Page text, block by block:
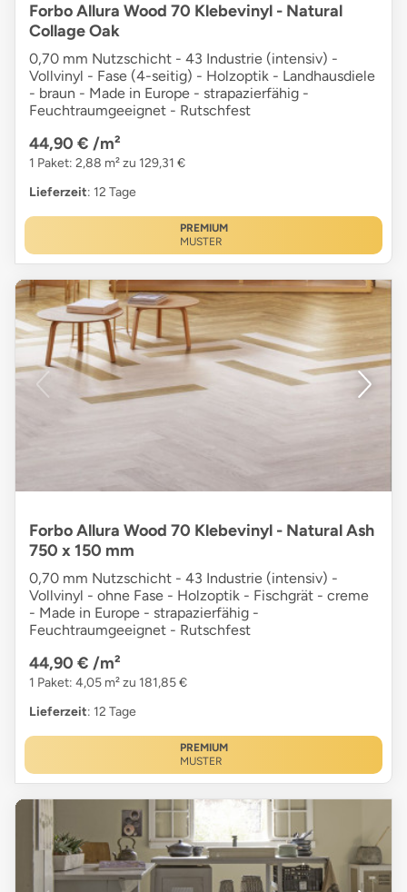
Forbo Allura Wood 70 Klebevinyl - Natural
Collage Oak
0,70 mm Nutzschicht - 43 Industrie (intensiv) -
Vollvinyl - Fase (4-seitig) - Holzoptik - Landhausdiele
- braun - Made in Europe - strapazierfähig -
Feuchtraumgeeignet - Rutschfest
44,90 € /m²
1 Paket: 2,88 m² zu 129,31 €
Lieferzeit: 12 Tage
PREMIUM
MUSTER
Forbo Allura Wood 70 Klebevinyl - Natural Ash
750 x 150 mm
0,70 mm Nutzschicht - 43 Industrie (intensiv) -
Vollvinyl - ohne Fase - Holzoptik - Fischgrät - creme
- Made in Europe - strapazierfähig -
Feuchtraumgeeignet - Rutschfest
44,90 € /m²
1 Paket: 4,05 m² zu 181,85 €
Lieferzeit: 12 Tage
PREMIUM
MUSTER